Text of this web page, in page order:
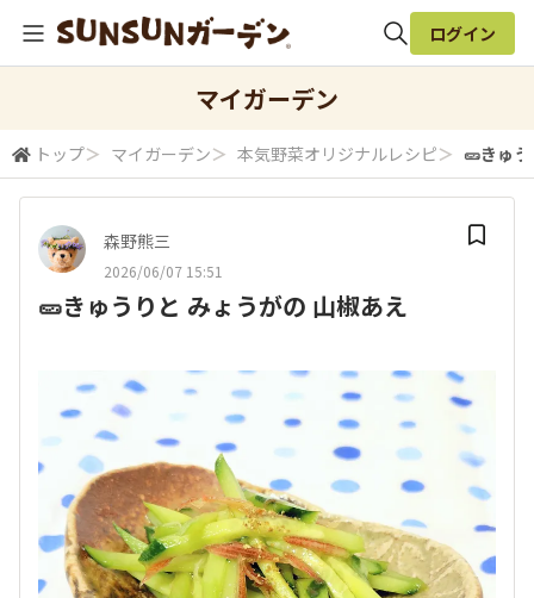
検索
ログイン
マイガーデン
トップ＞ マイガーデン＞ 本気野菜オリジナルレシピ＞ 🥒きゅ
森野熊三
2026/06/07 15:51
🥒きゅうりと みょうがの 山椒あえ